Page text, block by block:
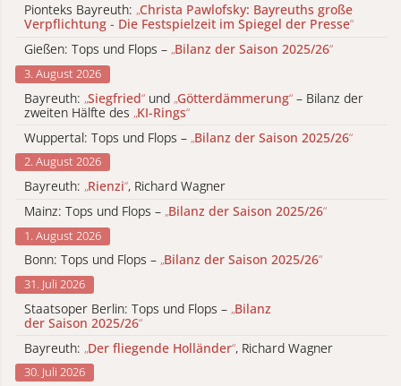
Pionteks Bayreuth: „Christa Pawlofsky: Bayreuths große
Verpflichtung - Die Festspielzeit im Spiegel der Presse“
Gießen: Tops und Flops – „Bilanz der Saison 2025/26“
3. August 2026
Bayreuth: „Siegfried“ und „Götterdämmerung“ – Bilanz der
zweiten Hälfte des „KI-Rings“
Wuppertal: Tops und Flops – „Bilanz der Saison 2025/26“
2. August 2026
Bayreuth: „Rienzi“, Richard Wagner
Mainz: Tops und Flops – „Bilanz der Saison 2025/26“
1. August 2026
Bonn: Tops und Flops – „Bilanz der Saison 2025/26“
31. Juli 2026
Staatsoper Berlin: Tops und Flops – „Bilanz
der Saison 2025/26“
Bayreuth: „Der fliegende Holländer“, Richard Wagner
30. Juli 2026